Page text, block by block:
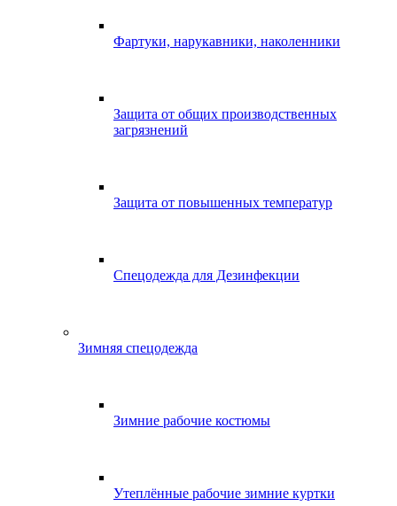
Фартуки, нарукавники, наколенники
Защита от общих производственных
загрязнений
Защита от повышенных температур
Спецодежда для Дезинфекции
Зимняя спецодежда
Зимние рабочие костюмы
Утеплённые рабочие зимние куртки